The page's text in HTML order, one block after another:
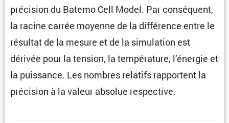
préci­sion du Batemo Cell Model. Par consé­quent,
la racine carrée moyenne de la diffé­rence entre le
résultat de la mesure et de la simula­tion est
dérivée pour la tension, la tempé­ra­ture, l’énergie et
la puissance. Les nombres relatifs rapportent la
préci­sion à la valeur absolue respective.